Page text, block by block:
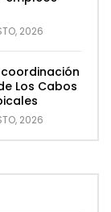
2026
Los Cabos
2026